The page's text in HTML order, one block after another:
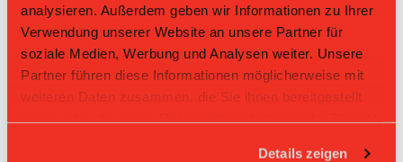
analysieren. Außerdem geben wir Informationen zu Ihrer
Verwendung unserer Website an unsere Partner für
soziale Medien, Werbung und Analysen weiter. Unsere
Partner führen diese Informationen möglicherweise mit
weiteren Daten zusammen, die Sie ihnen bereitgestellt
Details zeigen
L-UPL
Men
L-UPL
Women
1 Zug United 18 +41 2.333 42
2.278